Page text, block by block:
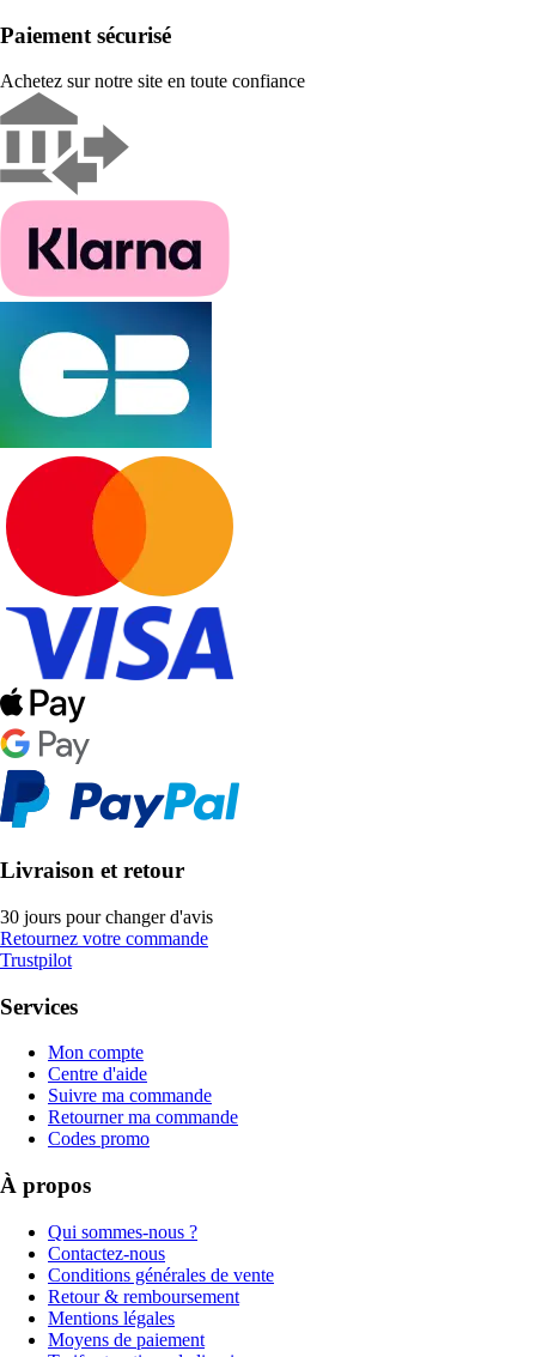
Paiement sécurisé
Achetez sur notre site en toute confiance
Livraison et retour
30 jours pour changer d'avis
Retournez votre commande
Trustpilot
Services
Mon compte
Centre d'aide
Suivre ma commande
Retourner ma commande
Codes promo
À propos
Qui sommes-nous ?
Contactez-nous
Conditions générales de vente
Retour & remboursement
Mentions légales
Moyens de paiement